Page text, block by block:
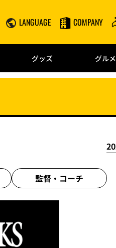
LANGUAGE COMPANY
グッズ グルメ
監督・ コーチ